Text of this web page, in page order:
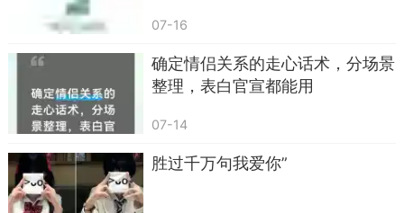
生分歧的时候，最渴望的不是空泛的安慰，而是坚
定的支持。有些时候道理固然重要，可情绪低落阶
段，优先站在她这一边，远比分辨对错更能温暖人
心。这句话传递出坚定的陪伴态度，代表着不会在
她陷入困境时冷眼旁观，两个人是并肩同行的共同
体。先稳住对方低落的情绪，后续再理性梳理事情
的始末，处理矛盾会顺畅很多，也不会因为外人的
事情损伤夫妻之间的感情。
07-16
确定情侣关系的走心话术，分场景
整理，表白官宣都能用
07-14
胜过千万句我爱你”